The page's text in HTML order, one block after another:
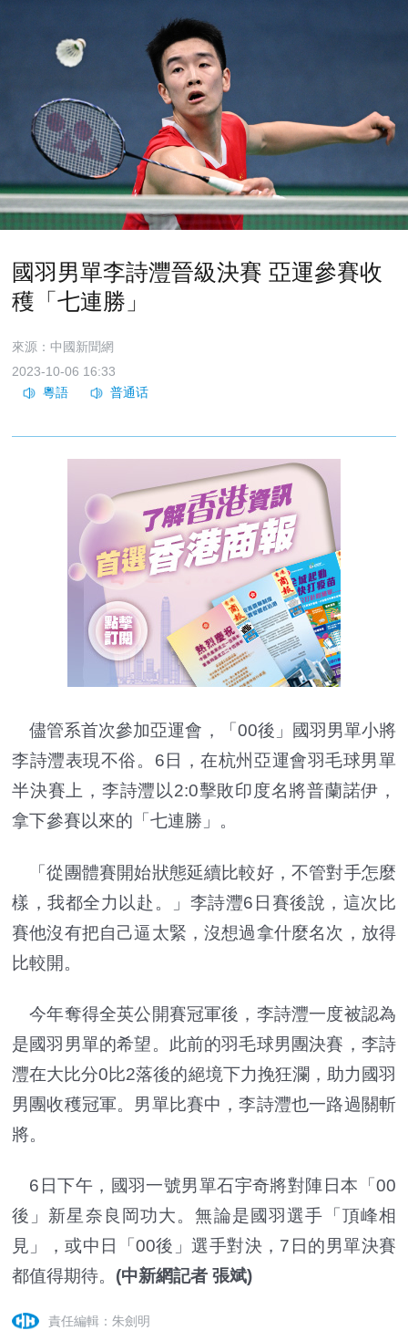
國羽男單李詩灃晉級決賽 亞運參賽收
穫「七連勝」
來源：中國新聞網
2023-10-06 16:33
儘管系首次參加亞運會，「00後」國羽男單小將
李詩灃表現不俗。6日，在杭州亞運會羽毛球男單
半決賽上，李詩灃以2:0擊敗印度名將普蘭諾伊，
拿下參賽以來的「七連勝」。
「從團體賽開始狀態延續比較好，不管對手怎麼
樣，我都全力以赴。」李詩灃6日賽後說，這次比
賽他沒有把自己逼太緊，沒想過拿什麼名次，放得
比較開。
今年奪得全英公開賽冠軍後，李詩灃一度被認為
是國羽男單的希望。此前的羽毛球男團決賽，李詩
灃在大比分0比2落後的絕境下力挽狂瀾，助力國羽
男團收穫冠軍。男單比賽中，李詩灃也一路過關斬
將。
6日下午，國羽一號男單石宇奇將對陣日本「00
後」新星奈良岡功大。無論是國羽選手「頂峰相
見」，或中日「00後」選手對決，7日的男單決賽
都值得期待。 (中新網記者 張斌)
責任編輯：朱劍明